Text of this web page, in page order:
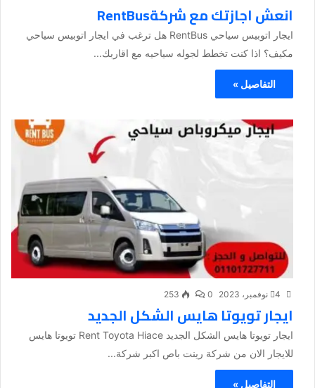
انعش اجازتك مع شركةRentBus
ايجار اتوبيس سياحي RentBus هل ترغب في ايجار اتوبيس سياحي
مكيف؟ اذا كنت تخطط لجوله سياحيه مع اقاربك...
التفاصيل »
4 نوفمبر، 2023 0
253
ايجار تويوتا هايس الشكل الجديد
ايجار تويوتا هايس الشكل الجديد Rent Toyota Hiace تويوتا هايس
للايجار الان من شركة رينت باص اكبر شركة...
التفاصيل »